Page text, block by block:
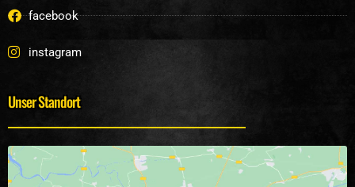
facebook
instagram
Unser Standort